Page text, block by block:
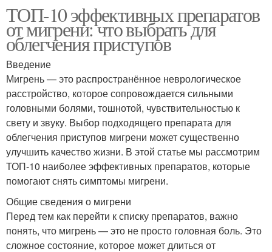
ТОП-10 эффективных препаратов
от мигрени: что выбрать для
облегчения приступов
Введение
Мигрень — это распространённое неврологическое
расстройство, которое сопровождается сильными
головными болями, тошнотой, чувствительностью к
свету и звуку. Выбор подходящего препарата для
облегчения приступов мигрени может существенно
улучшить качество жизни. В этой статье мы рассмотрим
ТОП-10 наиболее эффективных препаратов, которые
помогают снять симптомы мигрени.
Общие сведения о мигрени
Перед тем как перейти к списку препаратов, важно
понять, что мигрень — это не просто головная боль. Это
сложное состояние, которое может длиться от